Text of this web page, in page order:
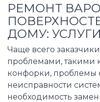
РЕМОНТ
ДОМУ:
Чаще всего
проблемами, такими
конфорки, проблемы
неисправности
необходимость